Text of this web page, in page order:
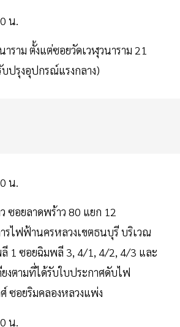
น.
ราม ตั้งแต่ซอยวัดเวฬุวนาราม 21
ปรุงอุปกรณ์แรงกลาง)
น.
ซอยลาดพร้าว 80 แยก 12
ไฟฟ้านครหลวงเขตธนบุรี บริเวณ
1 ซอยฉิมพลี 3, 4/1, 4/2, 4/3 และ
งตามที่ได้รับใบประกาศดับไฟ
ซอยริมคลองหลวงแพ่ง
น.